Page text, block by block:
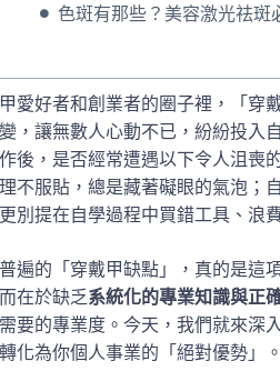
色斑有那些？美容激光祛斑
愛好者和創業者的圈子裡，「穿
，讓無數人心動不已，紛紛投入
後，是否經常遭遇以下令人沮喪
不服貼，總是藏著礙眼的氣泡；
別提在自學過程中買錯工具、浪
遍的「穿戴甲缺點」，真的是這
在於缺乏系統化的專業知識與正
要的專業度。今天，我們就來深
化為你個人事業的「絕對優勢」。